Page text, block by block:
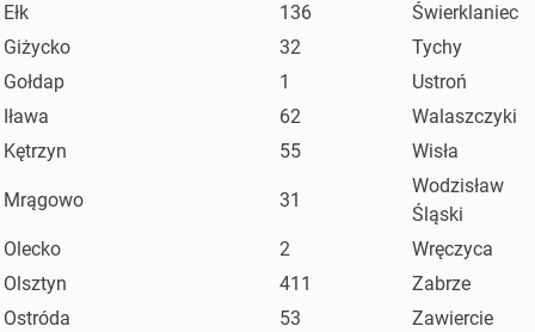
Ełk
136
Świerklaniec
Giżycko
32
Tychy
Gołdap
1
Ustroń
Iława
62
Walaszczyki
Kętrzyn
55 Wisła
Mrągowo 31
Wodzisław
Śląski
Olecko
2
Wręczyca
Olsztyn
411
Zabrze
Ostróda
53
Zawiercie